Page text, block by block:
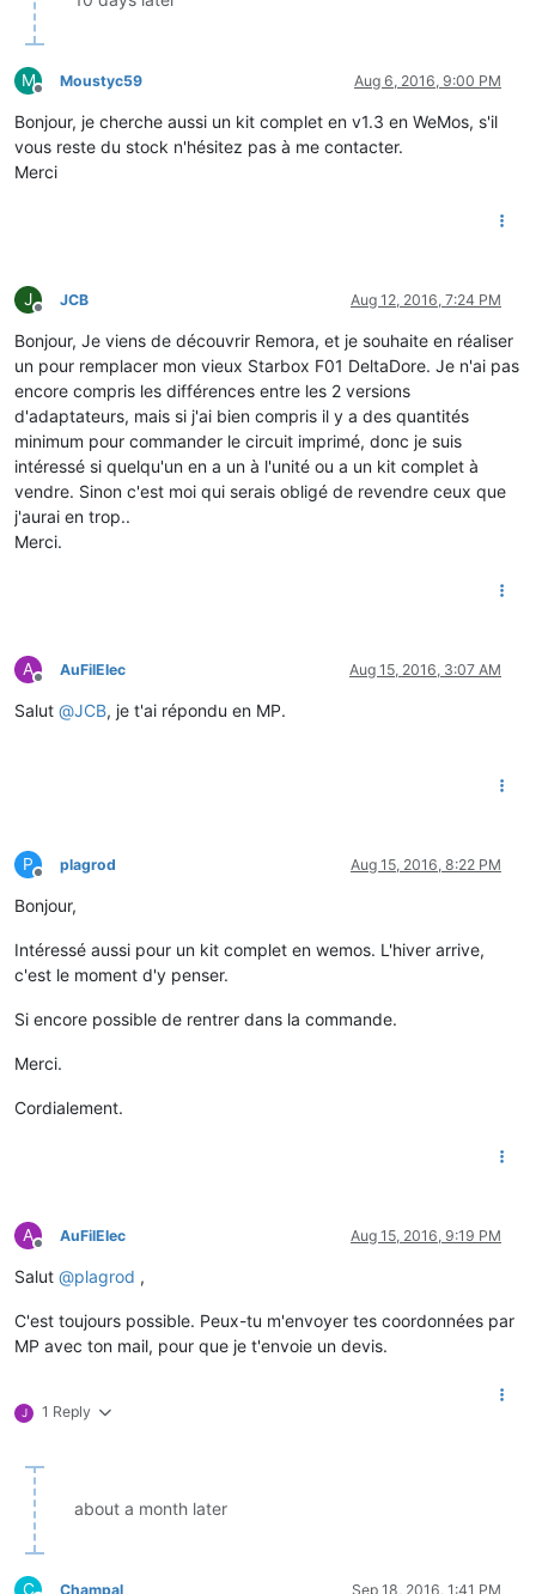
M
Offline
Moustyc59 Aug 6, 2016, 9:00 PM
Bonjour, je cherche aussi un kit complet en v1.3 en WeMos, s'il
vous reste du stock n'hésitez pas à me contacter.
Merci
J
Offline
JCB Aug 12, 2016, 7:24 PM
Bonjour, Je viens de découvrir Remora, et je souhaite en réaliser
un pour remplacer mon vieux Starbox F01 DeltaDore. Je n'ai pas
encore compris les différences entre les 2 versions
d'adaptateurs, mais si j'ai bien compris il y a des quantités
minimum pour commander le circuit imprimé, donc je suis
intéressé si quelqu'un en a un à l'unité ou a un kit complet à
vendre. Sinon c'est moi qui serais obligé de revendre ceux que
j'aurai en trop..
Merci.
A
Offline
AuFilElec Aug 15, 2016, 3:07 AM
Salut @JCB, je t'ai répondu en MP.
P
Offline
plagrod Aug 15, 2016, 8:22 PM
Bonjour,
Intéressé aussi pour un kit complet en wemos. L'hiver arrive,
c'est le moment d'y penser.
Si encore possible de rentrer dans la commande.
Merci.
Cordialement.
A
Offline
AuFilElec Aug 15, 2016, 9:19 PM
Salut @plagrod ,
C'est toujours possible. Peux-tu m'envoyer tes coordonnées par
MP avec ton mail, pour que je t'envoie un devis.
J 1 Reply
about a month later
C Champal Sep 18, 2016, 1:41 PM